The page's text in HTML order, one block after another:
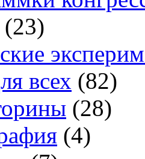
(23)
всех (82)
(28)
(4)